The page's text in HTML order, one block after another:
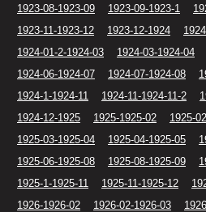
1923-08-1923-09
1923-09-1923-1
1923-11-1923-12
1923-12-1924
1924-01-2-1924-03
1924-03-1924-04
1924-06-1924-07
1924-07-1924-08
1924-1-1924-11
1924-11-1924-11-2
1924-12-1925
1925-1925-02
1925-
1925-03-1925-04
1925-04-1925-05
1925-06-1925-08
1925-08-1925-09
1925-1-1925-11
1925-11-1925-12
1926-1926-02
1926-02-1926-03